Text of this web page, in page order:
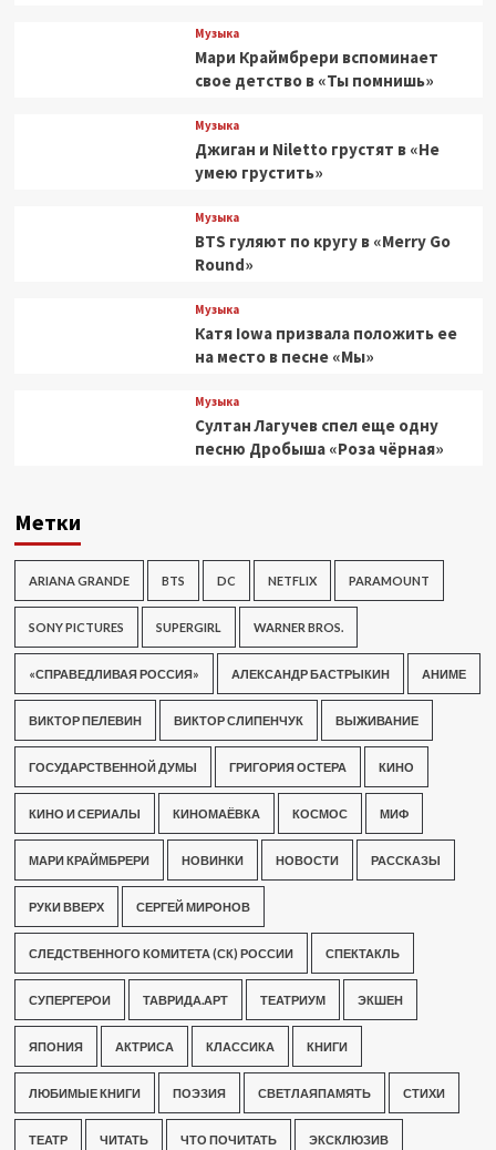
Музыка
Мари Краймбрери вспоминает
свое детство в «Ты помнишь»
Музыка
Джиган и Niletto грустят в «Не
умею грустить»
Музыка
BTS гуляют по кругу в «Merry Go
Round»
Музыка
Катя Iowa призвала положить ее
на место в песне «Мы»
Музыка
Султан Лагучев спел еще одну
песню Дробыша «Роза чёрная»
Метки
ARIANA GRANDE BTS DC NETFLIX PARAMOUNT
SONY PICTURES SUPERGIRL WARNER BROS.
«СПРАВЕДЛИВАЯ РОССИЯ» АЛЕКСАНДР БАСТРЫКИН АНИМЕ
ВИКТОР ПЕЛЕВИН ВИКТОР СЛИПЕНЧУК ВЫЖИВАНИЕ
ГОСУДАРСТВЕННОЙ ДУМЫ ГРИГОРИЯ ОСТЕРА КИНО
КИНО И СЕРИАЛЫ КИНОМАЁВКА КОСМОС МИФ
МАРИ КРАЙМБРЕРИ НОВИНКИ НОВОСТИ РАССКАЗЫ
РУКИ ВВЕРХ СЕРГЕЙ МИРОНОВ
СЛЕДСТВЕННОГО КОМИТЕТА (СК) РОССИИ СПЕКТАКЛЬ
СУПЕРГЕРОИ ТАВРИДА.АРТ ТЕАТРИУМ ЭКШЕН
ЯПОНИЯ АКТРИСА КЛАССИКА КНИГИ
ЛЮБИМЫЕ КНИГИ ПОЭЗИЯ СВЕТЛАЯПАМЯТЬ СТИХИ
ТЕАТР ЧИТАТЬ ЧТО ПОЧИТАТЬ ЭКСКЛЮЗИВ